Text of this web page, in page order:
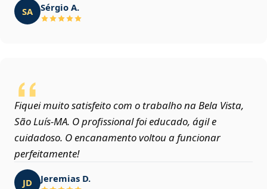
SA Sérgio A.
Fiquei muito satisfeito com o trabalho na Bela Vista,
São Luís‑MA. O profissional foi educado, ágil e
cuidadoso. O encanamento voltou a funcionar
perfeitamente!
JD Jeremias D.